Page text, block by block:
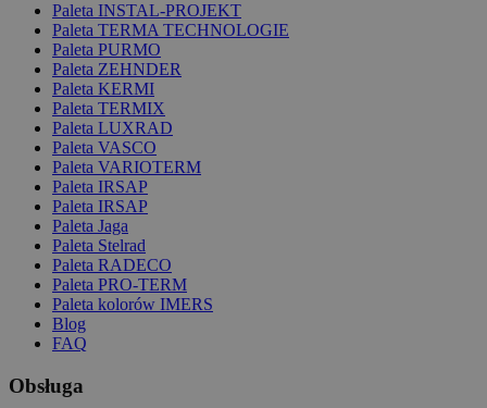
Paleta INSTAL-PROJEKT
Paleta TERMA TECHNOLOGIE
Paleta PURMO
Paleta ZEHNDER
Paleta KERMI
Paleta TERMIX
Paleta LUXRAD
Paleta VASCO
Paleta VARIOTERM
Paleta IRSAP
Paleta IRSAP
Paleta Jaga
Paleta Stelrad
Paleta RADECO
Paleta PRO-TERM
Paleta kolorów IMERS
Blog
FAQ
Obsługa